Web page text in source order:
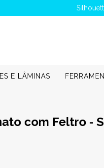
E LÂMINAS
com Feltro -